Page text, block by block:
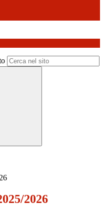
2026